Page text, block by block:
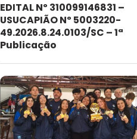
EDITAL Nº 310099146831 –
USUCAPIÃO Nº 5003220-
49.2026.8.24.0103/SC – 1ª
Publicação